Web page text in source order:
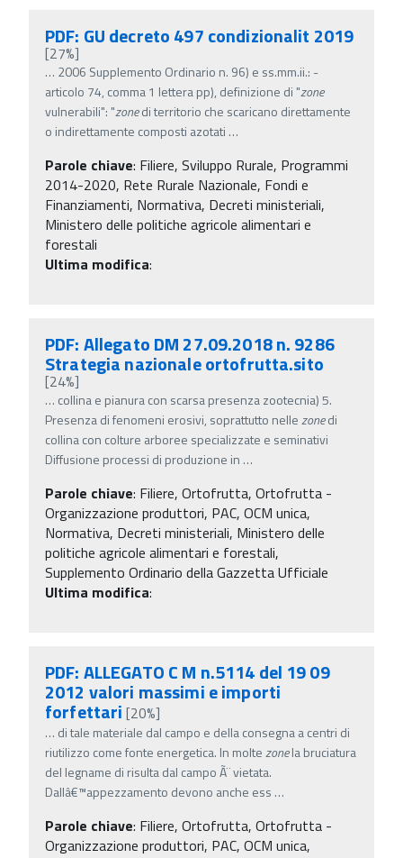
PDF: GU decreto 497 condizionalit 2019
[27%]
… 2006 Supplemento Ordinario n. 96) e ss.mm.ii.: -
articolo 74, comma 1 lettera pp), definizione di "zone
vulnerabili": "zonedi territorio che scaricano direttamente
o indirettamente composti azotati …
Parole chiave: Filiere, Sviluppo Rurale, Programmi
2014-2020, Rete Rurale Nazionale, Fondi e
Finanziamenti, Normativa, Decreti ministeriali,
Ministero delle politiche agricole alimentari e
forestali
Ultima modifica:
PDF: Allegato DM 27.09.2018 n. 9286
Strategia nazionale ortofrutta.sito
[24%]
… collina e pianura con scarsa presenza zootecnia) 5.
Presenza di fenomeni erosivi, soprattutto nellezonedi
collina con colture arboree specializzate e seminativi
Diffusione processi di produzione in …
Parole chiave: Filiere, Ortofrutta, Ortofrutta -
Organizzazione produttori, PAC, OCM unica,
Normativa, Decreti ministeriali, Ministero delle
politiche agricole alimentari e forestali,
Supplemento Ordinario della Gazzetta Ufficiale
Ultima modifica:
PDF: ALLEGATO C M n.5114 del 19 09
2012 valori massimi e importi
forfettari [20%]
… di tale materiale dal campo e della consegna a centri di
riutilizzo come fonte energetica. In moltezonela bruciatura
del legname di risulta dal campo Ã¨ vietata.
Dallâ€™appezzamento devono anche ess …
Parole chiave: Filiere, Ortofrutta, Ortofrutta -
Organizzazione produttori, PAC, OCM unica,